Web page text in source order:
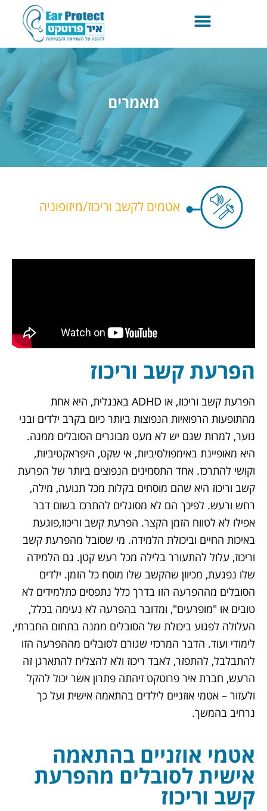
מאמרים
אטמים לקשב וריכוז/מיזופוניה
הפרעת קשב וריכוז
הפרעת קשב וריכוז
, או ADHD באנגלית, היא אחת
מהתופעות הרפואיות הנפוצות ביותר כיום בקרב ילדים ובני
נוער, למרות שגם יש לא מעט מבוגרים הסובלים ממנה.
היא מאופיינת באימפולסיביות, אי שקט, היפראקטיביות,
וקושי להתרכז. אחד התסמינים הנפוצים ביותר של הפרעת
קשב וריכוז היא שהם מוסחים בקלות מכל תנועה, מילה,
רחש ורעש. לפיכך הם לא מסוגלים להתרכז בשום דבר
אפילו לא לטווח הזמן הקצר. הפרעת קשב וריכוז,פוגעת
באיכות החיים וביכולת הלמידה. מי שסובל מהפרעת קשב
וריכוז, עלול להתעורר בלילה מכל רעש קטן. גם הלמידה
שלו נפגעת, מכיוון שהקשב שלו מוסח כל הזמן. ילדים
הסובלים מההפרעה הזו בדרך כלל נתפסים כתלמידים לא
טובים או "מופרעים", ומדובר בהפרעה לא נעימה בכלל,
העלולה לפגוע ביכולת של הסובלים ממנה בתחום החברתי,
לימודי ועוד. הדבר המרכזי שגורם לסובלים מההפרעה הזו
להתבלבל, להתפזר, לאבד ריכוז ולא להצליח להתארגן זה
הרעש, חברת איר פרוטקט זיהתה פתרון אשר יכול להקל
ולעזור – אטמי אוזניים לילדים בהתאמה אישית ועל כך
נרחיב בהמשך.
אטמי אוזניים בהתאמה
אישית לסובלים מהפרעת
קשב וריכוז